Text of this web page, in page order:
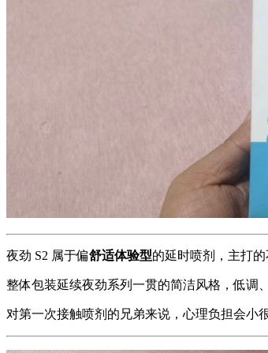
夜劲 S2 属于偏舒适体验型的延时喷剂，主打的
整体包装延续夜劲系列一贯的简洁风格，低调
对第一次接触喷剂的兄弟来说，心理负担会小很